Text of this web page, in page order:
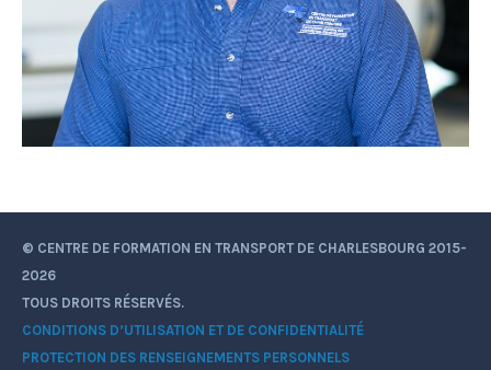
© CENTRE DE FORMATION EN TRANSPORT DE CHARLESBOURG 2015-
2026
TOUS DROITS RÉSERVÉS.
CONDITIONS D’UTILISATION ET DE CONFIDENTIALITÉ
PROTECTION DES RENSEIGNEMENTS PERSONNELS